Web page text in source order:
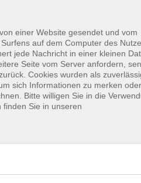
im Lkr. Erding
Volkshochschule im Lkr.
13
GoogleMaps®
einer Website gesendet und vom
auf dem Computer des
jede Nachricht in einer kleinen
Seite vom Server anfordern,
Cookies wurden als
sich Informationen zu merken
Bitte willigen Sie in die
Sie in unseren